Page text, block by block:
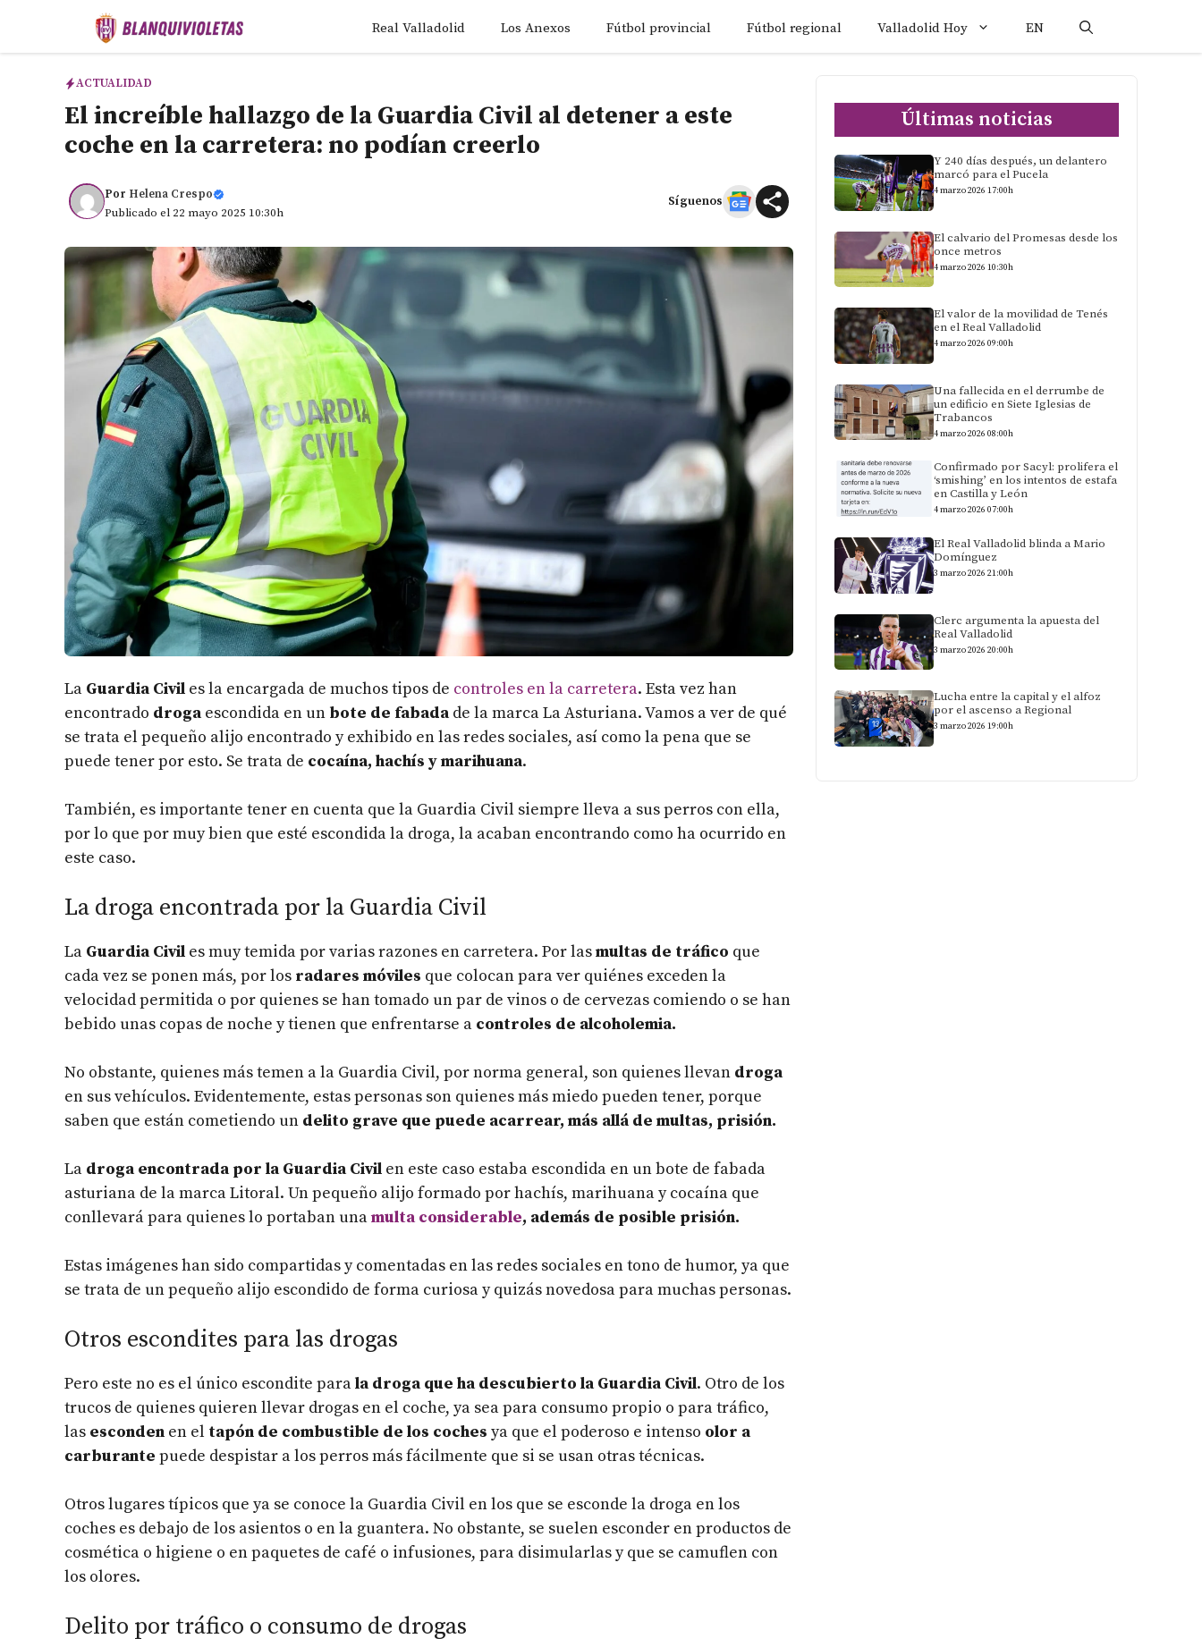
Real Valladolid Los Anexos Fútbol provincial Fútbol regional Valladolid Hoy EN
ACTUALIDAD
El increíble hallazgo de la Guardia Civil al detener a este
coche en la carretera: no podían creerlo
Por Helena Crespo
Publicado el 22 mayo 2025 10:30h
Síguenos
La Guardia Civil es la encargada de muchos tipos de controles en la carretera. Esta vez han
encontrado droga escondida en un bote de fabada de la marca La Asturiana. Vamos a ver de qué
se trata el pequeño alijo encontrado y exhibido en las redes sociales, así como la pena que se
puede tener por esto. Se trata de cocaína, hachís y marihuana.
También, es importante tener en cuenta que la Guardia Civil siempre lleva a sus perros con ella,
por lo que por muy bien que esté escondida la droga, la acaban encontrando como ha ocurrido en
este caso.
La droga encontrada por la Guardia Civil
La Guardia Civil es muy temida por varias razones en carretera. Por lasmultas de tráfico que
cada vez se ponen más, por los radares móviles que colocan para ver quiénes exceden la
velocidad permitida o por quienes se han tomado un par de vinos o de cervezas comiendo o se han
bebido unas copas de noche y tienen que enfrentarse a controles de alcoholemia.
No obstante, quienes más temen a la Guardia Civil, por norma general, son quienes llevan droga
en sus vehículos. Evidentemente, estas personas son quienes más miedo pueden tener, porque
saben que están cometiendo un delito grave que puede acarrear, más allá de multas, prisión.
La droga encontrada por la Guardia Civil en este caso estaba escondida en un bote de fabada
asturiana de la marca Litoral. Un pequeño alijo formado por hachís, marihuana y cocaína que
conllevará para quienes lo portaban unamulta considerable, además de posible prisión.
Estas imágenes han sido compartidas y comentadas en las redes sociales en tono de humor, ya que
se trata de un pequeño alijo escondido de forma curiosa y quizás novedosa para muchas personas.
Otros escondites para las drogas
Pero este no es el único escondite parala droga que ha descubierto la Guardia Civil. Otro de los
trucos de quienes quieren llevar drogas en el coche, ya sea para consumo propio o para tráfico,
las esconden en el tapón de combustible de los coches ya que el poderoso e intenso olor a
carburante puede despistar a los perros más fácilmente que si se usan otras técnicas.
Otros lugares típicos que ya se conoce la Guardia Civil en los que se esconde la droga en los
coches es debajo de los asientos o en la guantera. No obstante, se suelen esconder en productos de
cosmética o higiene o en paquetes de café o infusiones, para disimularlas y que se camuflen con
los olores.
Delito por tráfico o consumo de drogas
Últimas noticias
Y 240 días después, un delantero
marcó para el Pucela
4 marzo 2026 17:00h
El calvario del Promesas desde los
once metros
4 marzo 2026 10:30h
El valor de la movilidad de Tenés
en el Real Valladolid
4 marzo 2026 09:00h
Una fallecida en el derrumbe de
un edificio en Siete Iglesias de
Trabancos
4 marzo 2026 08:00h
Confirmado por Sacyl: prolifera el
‘smishing’ en los intentos de estafa
en Castilla y León
4 marzo 2026 07:00h
El Real Valladolid blinda a Mario
Domínguez
3 marzo 2026 21:00h
Clerc argumenta la apuesta del
Real Valladolid
3 marzo 2026 20:00h
Lucha entre la capital y el alfoz
por el ascenso a Regional
3 marzo 2026 19:00h